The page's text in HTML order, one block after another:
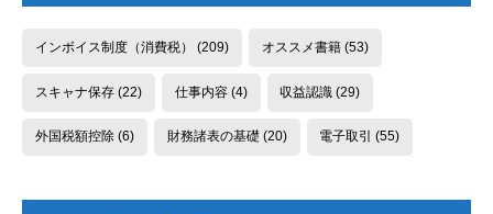
インボイス制度（消費税） (209) オススメ書籍(53)
スキャナ保存(22) 仕事内容(4) 収益認識 (29)
外国税額控除(6) 財務諸表の基礎 (20) 電子取引 (55)